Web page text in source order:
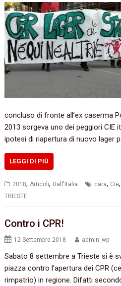
concluso di fronte all’ex caserma
2013 sorgeva uno dei peggiori CIE
ipotesi di riapertura di nuovo lager
LEGGI DI PIÙ
2018,Articoli, Dall'Italia cara, Cie,
TRIESTE
Contro i CPR!
12 Settembre 2018 admin_wp
Sabato 8 settembre a Trieste si è
piazza contro l’apertura dei CPR
rimpatrio) in regione. Difatti